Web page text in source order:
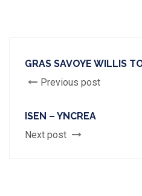
GRAS SAVOYE WILLIS
Previous post
ISEN – YNCREA
Next post